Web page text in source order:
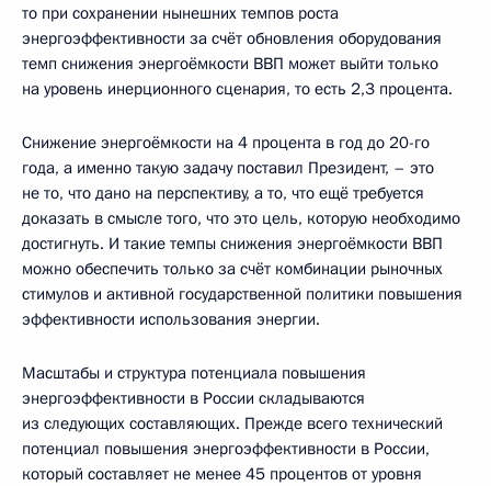
то при сохранении нынешних темпов роста
энергоэффективности за счёт обновления оборудования
темп снижения энергоёмкости ВВП может выйти только
на уровень инерционного сценария, то есть 2,3 процента.
Снижение энергоёмкости на 4 процента в год до 20-го
года, а именно такую задачу поставил Президент, – это
не то, что дано на перспективу, а то, что ещё требуется
доказать в смысле того, что это цель, которую необходимо
достигнуть. И такие темпы снижения энергоёмкости ВВП
можно обеспечить только за счёт комбинации рыночных
стимулов и активной государственной политики повышения
эффективности использования энергии.
Масштабы и структура потенциала повышения
энергоэффективности в России складываются
из следующих составляющих. Прежде всего технический
потенциал повышения энергоэффективности в России,
который составляет не менее 45 процентов от уровня